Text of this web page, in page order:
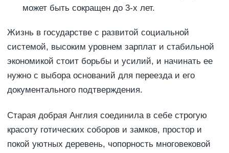
может быть сокращен до 3-х лет.
Жизнь в государстве с развитой социальной
системой, высоким уровнем зарплат и стабильной
экономикой стоит борьбы и усилий, и начинать ее
нужно с выбора оснований для переезда и его
документального подтверждения.
Старая добрая Англия соединила в себе строгую
красоту готических соборов и замков, простор и
покой уютных деревень, чопорность многовековой